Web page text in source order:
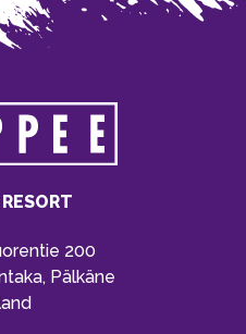
200
Pälkäne